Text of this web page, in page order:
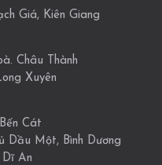
Giá, Kiên Giang
Châu Thành
Xuyên
Cát
Dầu Một, Bình Dương
Dĩ An